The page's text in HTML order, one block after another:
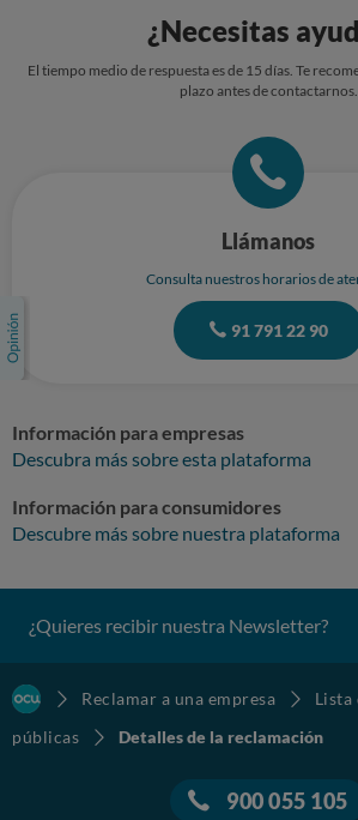
¿Necesitas
El tiempo medio de respuesta es de 15 días. Te
plazo antes de contactarnos.
Llámanos
Consulta nuestros horarios de
91 791 22 90
Información para empresas
Descubra más sobre esta plataforma
Información para consumidores
Descubre más sobre nuestra plataforma
¿Quieres recibir nuestra Newsletter?
Reclamar a una empresa
Lista
públicas
Detalles de la reclamación
900 055 105